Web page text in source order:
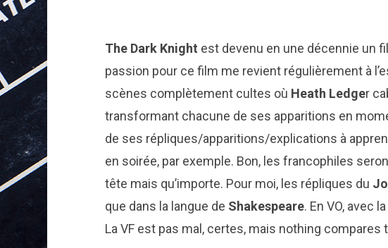
The Dark Knight est devenu en une décennie un
passion pour ce film me revient régulièrement à
scènes complètement cultes où Heath Ledger
transformant chacune de ses apparitions en
de ses répliques/apparitions/explications à
en soirée, par exemple. Bon, les francophiles
tête mais qu’importe. Pour moi, les répliques du
que dans la langue de Shakespeare. En VO, avec
La VF est pas mal, certes, mais nothing compares